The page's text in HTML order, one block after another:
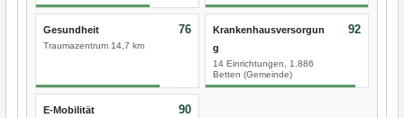
Gesundheit
Traumazentrum 14,7 km
76
Krankenhausversorgun
g
14 Einrichtungen, 1.886
Betten (Gemeinde)
92
E-Mobilität 90